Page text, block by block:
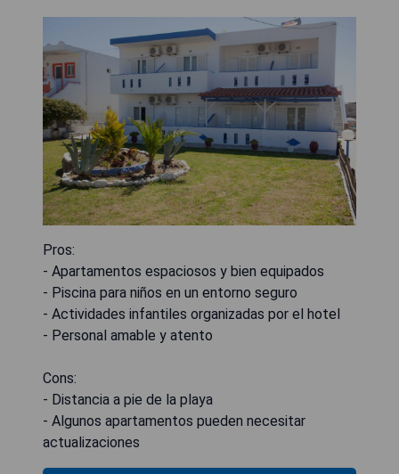
Pros:
- Apartamentos espaciosos y bien equipados
- Piscina para niños en un entorno seguro
- Actividades infantiles organizadas por el hotel
- Personal amable y atento
Cons:
- Distancia a pie de la playa
- Algunos apartamentos pueden necesitar
actualizaciones